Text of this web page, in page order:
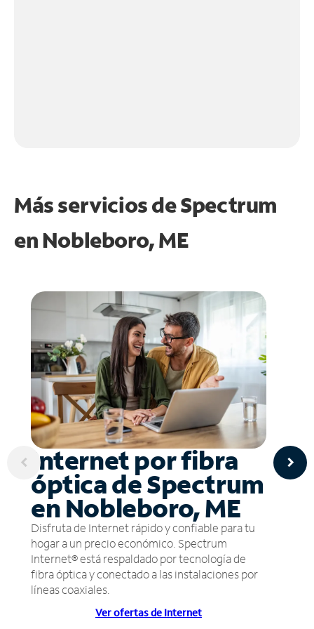
Más servicios de Spectrum
en Nobleboro, ME
Internet por fibra
óptica de Spectrum
en Nobleboro, ME
Disfruta de Internet rápido y confiable para tu
hogar a un precio económico. Spectrum
Internet® está respaldado por tecnología de
fibra óptica y conectado a las instalaciones por
líneas coaxiales.
Ver ofertas de Internet